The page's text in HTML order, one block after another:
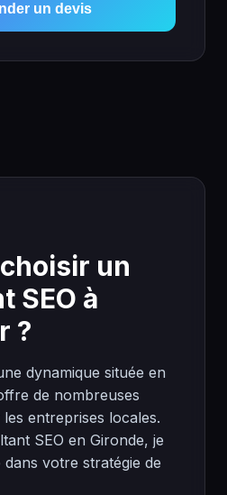
un devis
un
SEO à
?
dynamique située en
de nombreuses
entreprises locales.
SEO en Gironde, je
votre stratégie de